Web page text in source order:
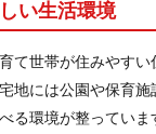
い生活環境
て世帯が住みやすい
地には公園や保育
る環境が整ってい